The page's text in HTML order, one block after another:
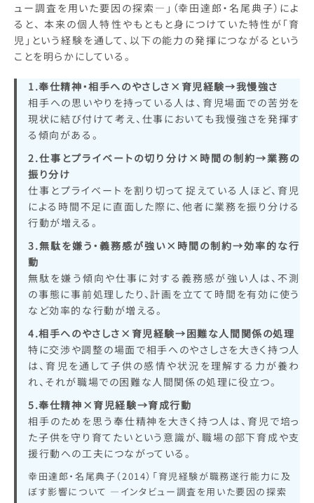
ュー調査を用いた要因の探索―」（幸田達郎・名尾典子）によ
ると、 本来の個人特性やもともと身につけていた特性が「育
児」という経験を通して、以下の能力の発揮につながるという
ことを明らかにしている。
1.奉仕精神・相手へのやさしさ×育児経験→我慢強さ
相手への思いやりを持っている人は、育児場面での苦労を
現状に結び付けて考え、仕事においても我慢強さを発揮す
る傾向がある。
2.仕事とプライベートの切り分け×時間の制約→業務の
振り分け
仕事とプライベートを割り切って捉えている人ほど、育児
による時間不足に直面した際に、他者に業務を振り分ける
行動が増える。
3.無駄を嫌う・義務感が強い×時間の制約→効率的な行
動
無駄を嫌う傾向や仕事に対する義務感が強い人は、不測
の事態に事前処理したり、計画を立てて時間を有効に使う
など効率的な行動が増える。
4.相手へのやさしさ×育児経験→困難な人間関係の処理
特に交渉や調整の場面で相手へのやさしさを大きく持つ人
は、育児を通して子供の感情や状況を理解する力が養わ
れ、それが職場での困難な人間関係の処理に役立つ。
5.奉仕精神×育児経験→育成行動
相手のためを思う奉仕精神を大きく持つ人は、育児で培っ
た子供を守り育てたいという意識が、職場の部下育成や支
援行動への工夫につながっている。
幸田達郎・名尾典子（2014）「育児経験が職務遂行能力に及
ぼす影響について ―インタビュー調査を用いた要因の探索